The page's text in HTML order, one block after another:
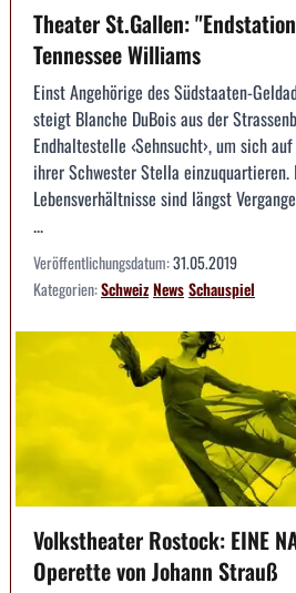
Theater St.Gallen:
Tennessee Williams
Einst Angehörige des Südstaaten-
steigt Blanche DuBois aus der
Endhaltestelle ‹Sehnsucht›, um sich
ihrer Schwester Stella
Lebensverhältnisse sind längst
...
Veröffentlichungsdatum:31.05.2019
Kategorien:SchweizNewsSchauspiel
Volkstheater Rostock: EINE
Operette von Johann Strauß